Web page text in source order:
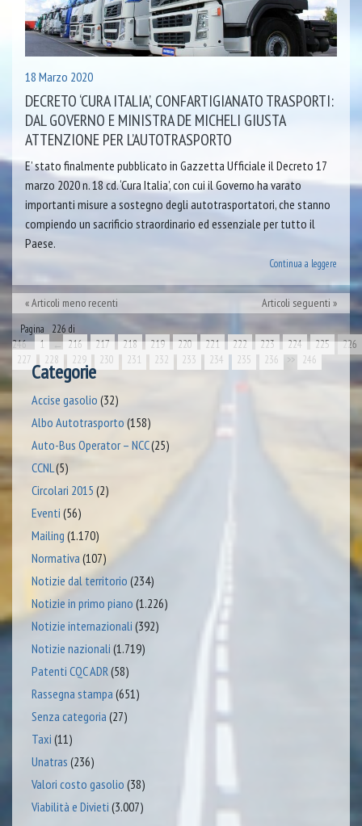
18 Marzo 2020
DECRETO ‘CURA ITALIA’, CONFARTIGIANATO TRASPORTI:
DAL GOVERNO E MINISTRA DE MICHELI GIUSTA
ATTENZIONE PER L’AUTOTRASPORTO
E’ stato finalmente pubblicato in Gazzetta Ufficiale il Decreto 17
marzo 2020 n. 18 cd. ‘Cura Italia’, con cui il Governo ha varato
importanti misure a sostegno degli autotrasportatori, che stanno
compiendo un sacrificio straordinario ed essenziale per tutto il
Paese.
Continua a leggere
Articoli meno recenti Articoli seguenti
Pagina 226 di
246
1 ← 216 217 218 219 220 221 222 223 224 225
226
227
228 229 230 231 232 233 234 235 236 >> 246
Categorie
Accise gasolio (32)
Albo Autotrasporto (158)
Auto-Bus Operator – NCC(25)
CCNL(5)
Circolari 2015 (2)
Eventi (56)
Mailing (1.170)
Normativa (107)
Notizie dal territorio (234)
Notizie in primo piano (1.226)
Notizie internazionali (392)
Notizie nazionali (1.719)
Patenti CQC ADR(58)
Rassegna stampa (651)
Senza categoria (27)
Taxi (11)
Unatras (236)
Valori costo gasolio (38)
Viabilità e Divieti (3.007)